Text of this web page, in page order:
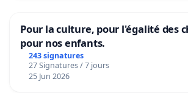
Pour la culture, pour l'égalité des
pour nos enfants.
243 signatures
27 Signatures / 7 jours
25 Jun 2026